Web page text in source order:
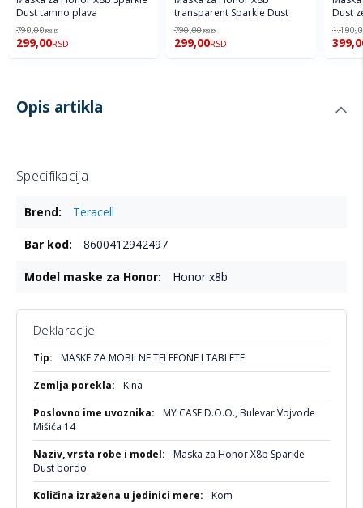
Dust tamno plava
790,00RSD
299,00RSD
transparent Sparkle Dust
790,00RSD
299,00RSD
Dust
Opis artikla
Specifikacija
informacija Teracell
8600412942497
Honor x8b
Deklaracije
Više
informacija
MASKE ZA MOBILNE TELEFONE I TABLETE
Kina
MY CASE D.O.O., Bulevar Vojvode
Mišića 14
Maska za Honor X8b Sparkle
Dust bordo
Kom